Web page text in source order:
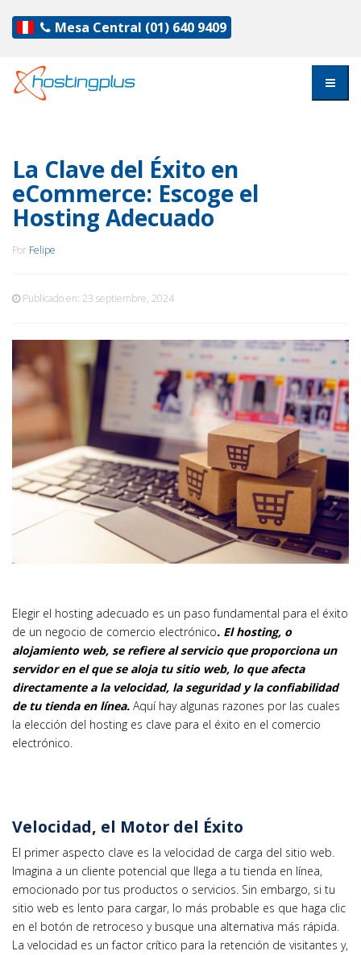
Mesa Central (01) 640 9409
La Clave del Éxito en
eCommerce: Escoge el
Hosting Adecuado
Por Felipe
Publicado en: 23 septiembre, 2024
Elegir el hosting adecuado es un paso fundamental para el éxito
de un negocio de comercio electrónico. El hosting, o
alojamiento web, se refiere al servicio que proporciona un
servidor en el que se aloja tu sitio web, lo que afecta
directamente a la velocidad, la seguridad y la confiabilidad
de tu tienda en línea. Aquí hay algunas razones por las cuales
la elección del hosting es clave para el éxito en el comercio
electrónico.
Velocidad, el Motor del Éxito
El primer aspecto clave es la velocidad de carga del sitio web.
Imagina a un cliente potencial que llega a tu tienda en línea,
emocionado por tus productos o servicios. Sin embargo, si tu
sitio web es lento para cargar, lo más probable es que haga clic
en el botón de retroceso y busque una alternativa más rápida.
La velocidad es un factor crítico para la retención de visitantes y,